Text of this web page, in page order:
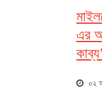
এর
কাব্য’
০২